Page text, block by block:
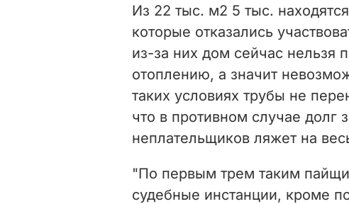
Из 22 тыс. м2 5 тыс.
которые отказались
из-за них дом сейчас нельзя
отоплению, а значит
таких условиях трубы не
что в противном случае долг
неплательщиков ляжет на
"По первым трем таким
судебные инстанции, кроме